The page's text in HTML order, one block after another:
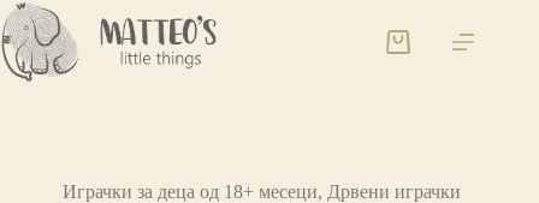
Играчки за деца од 18+ месеци, Дрвени играчки